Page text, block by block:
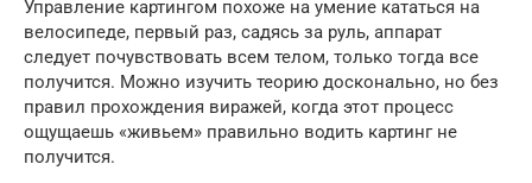
Управление картингом похоже на умение кататься на
велосипеде, первый раз, садясь за руль, аппарат
следует почувствовать всем телом, только тогда все
получится. Можно изучить теорию досконально, но без
правил прохождения виражей, когда этот процесс
ощущаешь «живьем» правильно водить картинг не
получится.